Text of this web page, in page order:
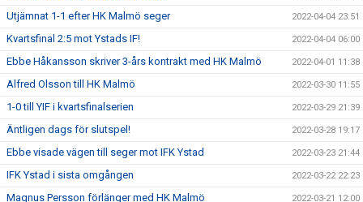
Utjämnat 1-1 efter HK Malmö seger 2022-04-04 23:51
Kvartsfinal 2:5 mot Ystads IF! 2022-04-04 06:00
Ebbe Håkansson skriver 3-års kontrakt med HK Malmö 2022-04-01 11:38
Alfred Olsson till HK Malmö 2022-03-30 11:55
1-0 till YIF i kvartsfinalserien 2022-03-29 21:39
Äntligen dags för slutspel! 2022-03-28 19:17
Ebbe visade vägen till seger mot IFK Ystad 2022-03-23 21:44
IFK Ystad i sista omgången 2022-03-22 22:23
Magnus Persson förlänger med HK Malmö 2022-03-21 12:00